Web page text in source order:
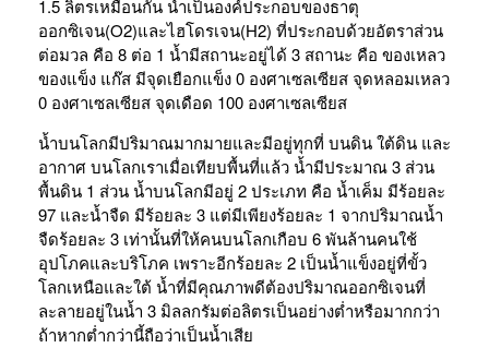
1.5 ลิตรเหมือนกัน น้ำเป็นองค์ประกอบของธาตุ
ออกซิเจน(O2)และไฮโดรเจน(H2) ที่ประกอบด้วยอัตราส่วน
ต่อมวล คือ 8 ต่อ 1 น้ำมีสถานะอยู่ได้ 3 สถานะ คือ ของเหลว
ของแข็ง แก๊ส มีจุดเยือกแข็ง 0 องศาเซลเซียส จุดหลอมเหลว
0 องศาเซลเซียส จุดเดือด 100 องศาเซลเซียส
น้ำบนโลกมีปริมาณมากมายและมีอยู่ทุกที่ บนดิน ใต้ดิน และ
อากาศ บนโลกเราเมื่อเทียบพื้นที่แล้ว น้ำมีประมาณ 3 ส่วน
พื้นดิน 1 ส่วน น้ำบนโลกมีอยู่ 2 ประเภท คือ น้ำเค็ม มีร้อยละ
97 และน้ำจืด มีร้อยละ 3 แต่มีเพียงร้อยละ 1 จากปริมาณน้ำ
จืดร้อยละ 3 เท่านั้นที่ให้คนบนโลกเกือบ 6 พันล้านคนใช้
อุปโภคและบริโภค เพราะอีกร้อยละ 2 เป็นน้ำแข็งอยู่ที่ขั้ว
โลกเหนือและใต้ น้ำที่มีคุณภาพดีต้องปริมาณออกซิเจนที่
ละลายอยู่ในน้ำ 3 มิลลกรัมต่อลิตรเป็นอย่างต่ำหรือมากกว่า
ถ้าหากต่ำกว่านี้ถือว่าเป็นน้ำเสีย